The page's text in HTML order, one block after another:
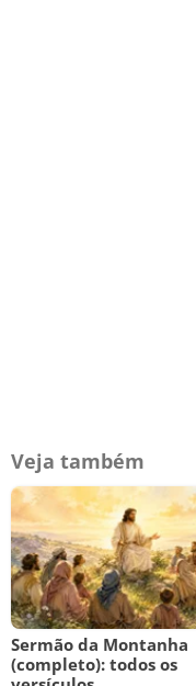
Veja também
Sermão da Montanha
(completo): todos os